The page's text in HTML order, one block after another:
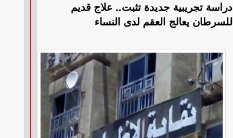
دراسة تجريبية جديدة تثبت.. علاج قديم
للسرطان يعالج العقم لدى النساء